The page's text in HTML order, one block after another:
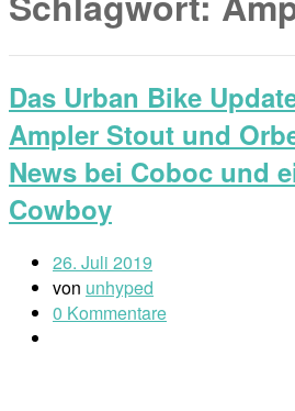
Das Urban Bike
Ampler Stout und
News bei Coboc und
Cowboy
26. Juli 2019
von unhyped
0 Kommentare